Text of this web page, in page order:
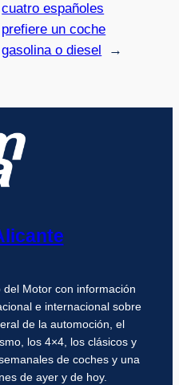
cuatro españoles
prefiere un coche
gasolina o diesel
→
Motor con información
e internacional sobre
de la automoción, el
los 4×4, los clásicos y
de coches y una
de ayer y de hoy.